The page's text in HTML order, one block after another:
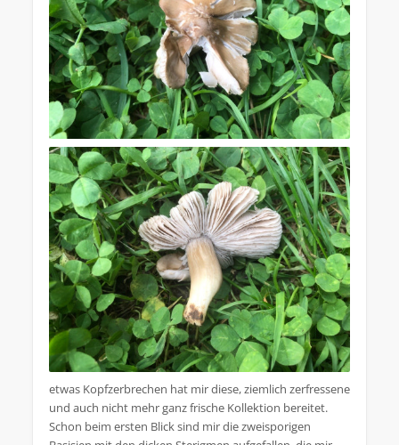
etwas Kopfzerbrechen hat mir diese, ziemlich zerfressene
und auch nicht mehr ganz frische Kollektion bereitet.
Schon beim ersten Blick sind mir die zweisporigen